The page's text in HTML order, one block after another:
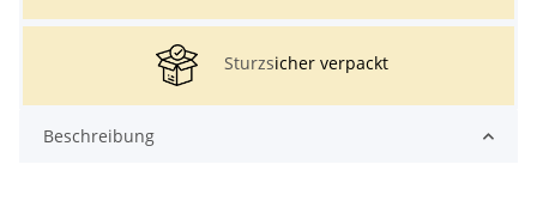
Sturzsicher verpackt
Beschreibung